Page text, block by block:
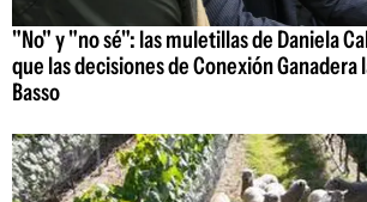
"No" y "no sé": las muletillas de Daniela
que las decisiones de Conexión Ganadera
Basso